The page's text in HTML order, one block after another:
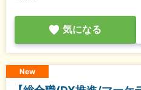
気になる
New